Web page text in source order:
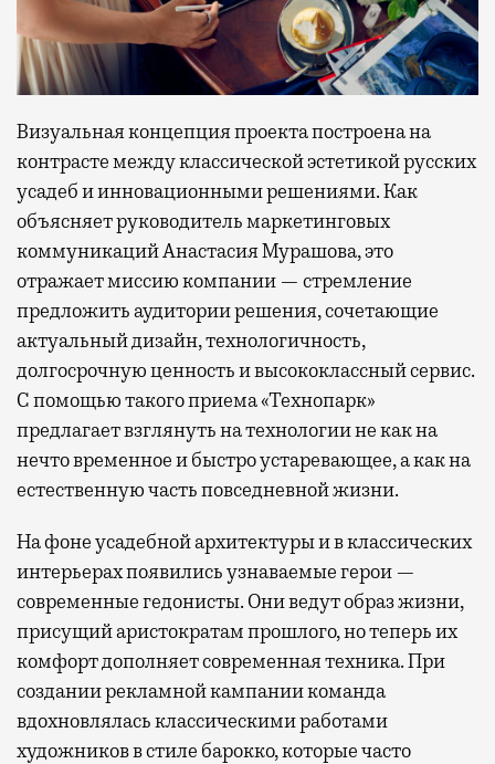
Визуальная концепция проекта построена на
контрасте между классической эстетикой русских
усадеб и инновационными решениями. Как
объясняет руководитель маркетинговых
коммуникаций Анастасия Мурашова, это
отражает миссию компании — стремление
предложить аудитории решения, сочетающие
актуальный дизайн, технологичность,
долгосрочную ценность и высококлассный сервис.
С помощью такого приема «Технопарк»
предлагает взглянуть на технологии не как на
нечто временное и быстро устаревающее, а как на
естественную часть повседневной жизни.
На фоне усадебной архитектуры и в классических
интерьерах появились узнаваемые герои —
современные гедонисты. Они ведут образ жизни,
присущий аристократам прошлого, но теперь их
комфорт дополняет современная техника. При
создании рекламной кампании команда
вдохновлялась классическими работами
художников в стиле барокко, которые часто